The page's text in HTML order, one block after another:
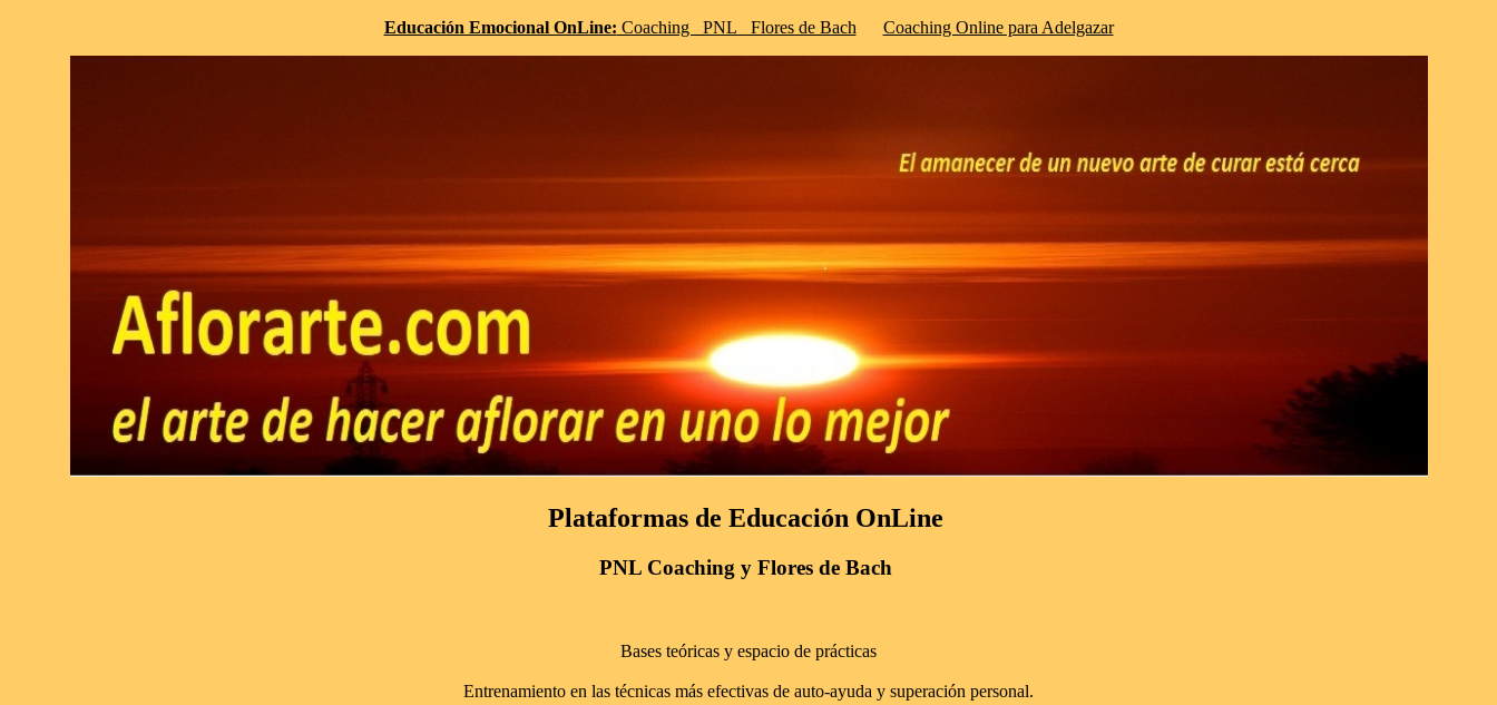
Educación Emocional OnLine: Coaching PNL Flores de Bach Coaching Online para Adelgazar
Plataformas de Educación OnLine
PNL Coaching y Flores de Bach
Bases teóricas y espacio de prácticas
Entrenamiento en las técnicas más efectivas de auto-ayuda y superación personal.